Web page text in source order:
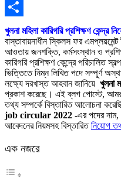
Copy
Link
Share
খুলনা মহিলা কারিগরি প্রশিক্ষণ কেন্দ্র
বাস্তাবায়নাধীন স্কিলস ফর
আওতায় জনশক্তি, কর্মসংস্থান ও
কারিগরি প্রশিক্ষণ কেন্দ্রে পরিচালিত
ভিত্তিতে নিম্ন লিখিত পদে সম্পূর্ণ
লক্ষ্যে দরখাস্ত আহবান জানিয়ে খুলনা
প্রকাশ করেছে। এই ব্লগ পোস্টে,
তথ্য সম্পর্কে বিস্তারিত আলোচনা
job circular 2022 -এর পদের
আবেদনের নিয়মসহ বিস্তারিতনিয়োগ
এক নজরে